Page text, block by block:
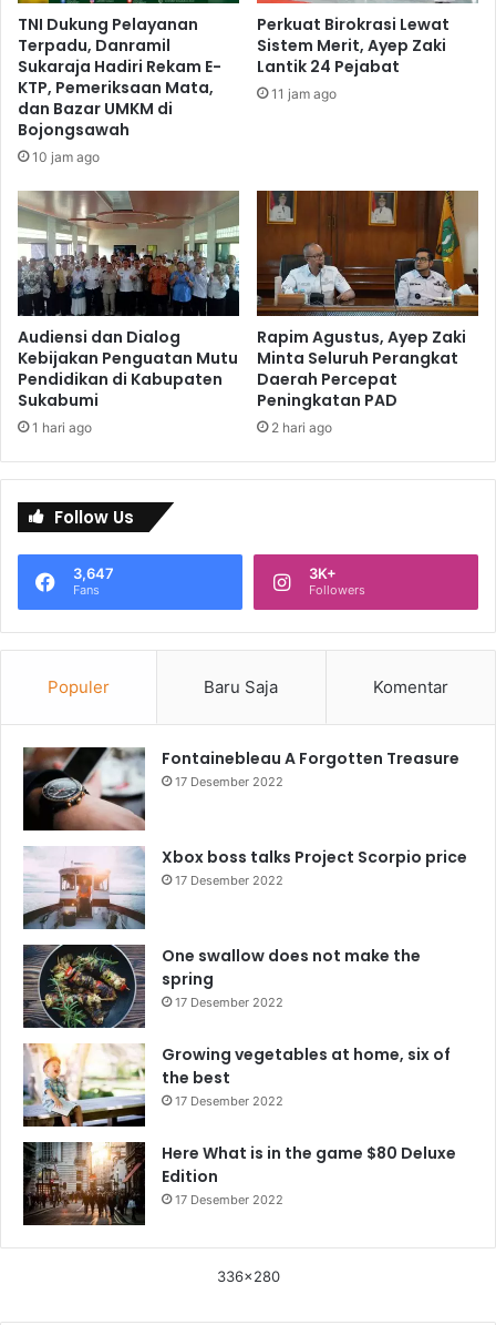
TNI Dukung Pelayanan
Terpadu, Danramil
Sukaraja Hadiri Rekam E-
KTP, Pemeriksaan Mata,
dan Bazar UMKM di
Bojongsawah
10 jam ago
Perkuat Birokrasi Lewat
Sistem Merit, Ayep Zaki
Lantik 24 Pejabat
11 jam ago
Audiensi dan Dialog
Kebijakan Penguatan Mutu
Pendidikan di Kabupaten
Sukabumi
1 hari ago
Rapim Agustus, Ayep Zaki
Minta Seluruh Perangkat
Daerah Percepat
Peningkatan PAD
2 hari ago
Follow Us
3,647
Fans
3K+
Followers
Populer Baru Saja Komentar
Fontainebleau A Forgotten Treasure
17 Desember 2022
Xbox boss talks Project Scorpio price
17 Desember 2022
One swallow does not make the
spring
17 Desember 2022
Growing vegetables at home, six of
the best
17 Desember 2022
Here What is in the game $80 Deluxe
Edition
17 Desember 2022
336x280